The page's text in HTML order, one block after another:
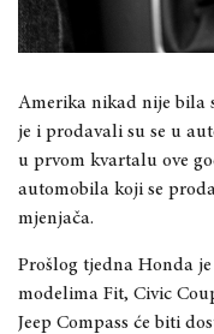
Amerika nikad nije bila
je i prodavali su se u
u prvom kvartalu ove
automobila koji se
mjenjača.
Prošlog tjedna Honda
modelima Fit, Civic
Jeep Compass će biti